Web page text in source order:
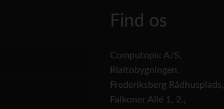
Find os
Computopic A/S,
Rialtobygningen,
Frederiksberg Rådhusplads,
Falkoner Allé 1, 2.,